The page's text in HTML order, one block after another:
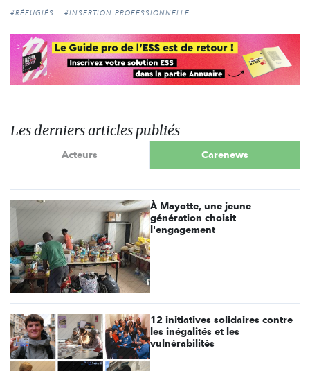
#RÉFUGIÉS #INSERTION PROFESSIONNELLE
Les derniers articles publiés
Acteurs Carenews
À Mayotte, une jeune
génération choisit
l'engagement
12 initiatives solidaires contre
les inégalités et les
vulnérabilités